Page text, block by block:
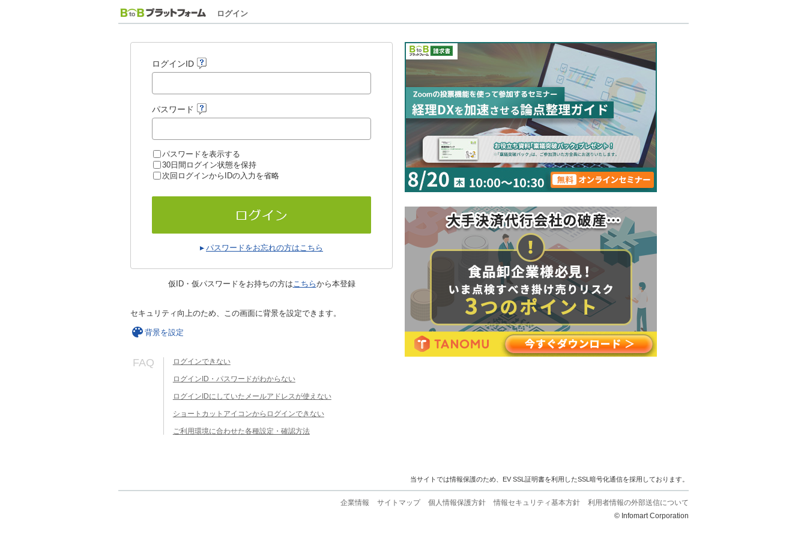
ログイン
ログインID
パスワード
パスワードを表示する
30日間ログイン状態を保持
次回ログインからIDの入力を省略
パスワードをお忘れの方はこちら
仮ID・仮パスワードをお持ちの方はこちらから本登録
セキュリティ向上のため、この画面に背景を設定できます。
背景を設定
FAQ ログインできない
ログインID・パスワードがわからない
ログインIDにしていたメールアドレスが使えない
ショートカットアイコンからログインできない
ご利用環境に合わせた各種設定・確認方法
当サイトでは情報保護のため、EV SSL証明書を利用したSSL暗号化通信を採用しております。
企業情報 サイトマップ 個人情報保護方針 情報セキュリティ基本方針
利用者情報の外部送信について
© Infomart Corporation